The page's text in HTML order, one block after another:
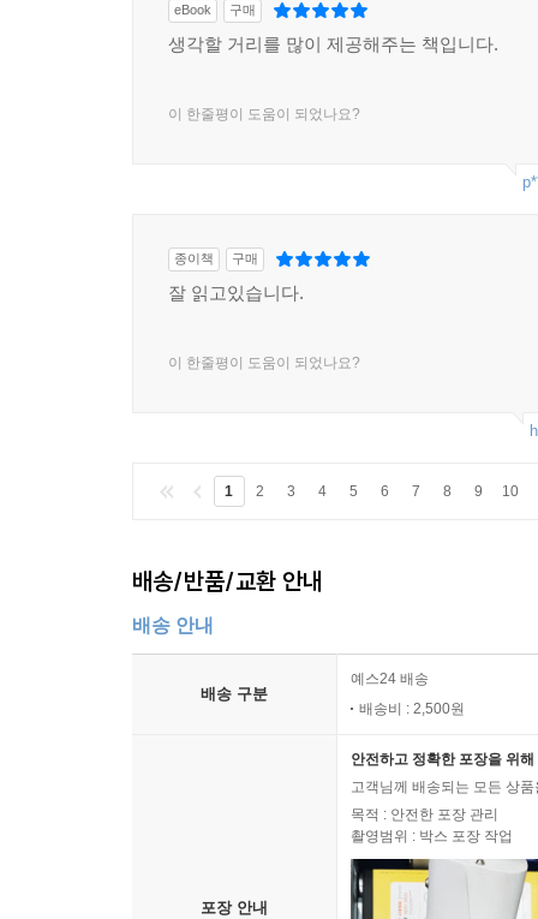
eBook 구매
생각할 거리를 많이 제공해주는 책입니다.
이 한줄평이 도움이 되었나요?
종이책 구매
잘 읽고있습니다.
이 한줄평이 도움이 되었나요?
1 2 3 4 5 6 7 8 9 10
배송/반품/교환 안내
배송 안내
배송 구분
예스24 배송
배송비 : 2,500원
포장 안내
안전하고 정확한 포장을 위
고객님께 배송되는 모든 상
목적 : 안전한 포장 관리
촬영범위 : 박스 포장 작업